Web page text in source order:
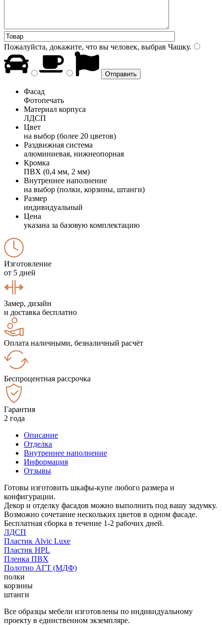
Пожалуйста, докажите, что вы человек, выбрав Чашку.
Фасад
Фотопечать
Материал корпуса
ЛДСП
Цвет
на выбор (более 20 цветов)
Раздвижная система
алюминиевая, нижнеопорная
Кромка
ПВХ (0,4 мм, 2 мм)
Внутреннее наполнение
на выбор (полки, корзины, штанги)
Размер
индивидуальный
Цена
указана за базовую комплектацию
Изготовление
от 5 дней
Замер, дизайн
и доставка бесплатно
Оплата наличными, безналичный расчёт
Беспроцентная рассрочка
Гарантия
2 года
Описание
Отделка
Внутреннее наполнение
Информация
Отзывы
Готовы изготовить шкафы-купе любого размера и
конфигурации.
Декор и отделку фасадов можно выполнить под вашу задумку.
Возможно сочетание нескольких цветов в одном фасаде.
Бесплатная сборка в течение 1-2 рабочих дней.
ЛДСП
Пластик Alvic Luxe
Пластик HPL
Пленка ПВХ
Полотно АГТ (МДФ)
полки
корзины
штанги
Все образцы мебели изготовлены по индивидуальному
проекту в единственном экземпляре.